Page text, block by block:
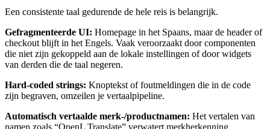
Een consistente taal gedurende de hele reis is belangrijk.
Gefragmenteerde UI: Homepage in het Spaans, maar de header of
checkout blijft in het Engels. Vaak veroorzaakt door componenten
die niet zijn gekoppeld aan de lokale instellingen of door widgets
van derden die de taal negeren.
Hard-coded strings: Knoptekst of foutmeldingen die in de code
zijn begraven, omzeilen je vertaalpipeline.
Automatisch vertaalde merk-/productnamen: Het vertalen van
namen zoals “OpenL Translate” verwatert merkherkenning.